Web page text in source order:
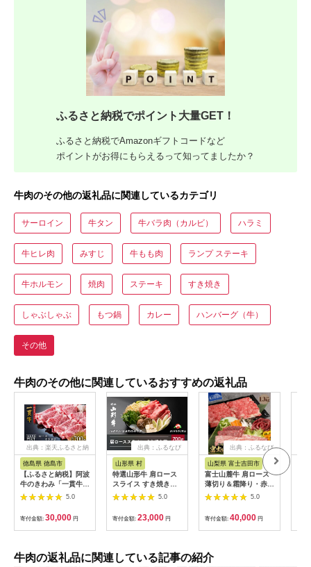
ふるさと納税でポイント大量GET！
ふるさと納税でAmazonギフトコードなど
ポイントがお得にもらえるって知ってましたか？
牛肉のその他の返礼品に関連しているカテゴリ
サーロイン 牛タン 牛バラ肉（カルビ） ハラミ
牛ヒレ肉 みすじ 牛もも肉 ランプ ステーキ
牛ホルモン 焼肉 ステーキ すき焼き
しゃぶしゃぶ もつ鍋 カレー ハンバーグ（牛）
その他
牛肉のその他に関連しているおすすめの返礼品
出典：楽天ふるさと納
徳島県 徳島市
【ふるさと納税】阿波
牛のきわみ「一貫牛」
ロース すき焼き 700g
| 阿波牛 国産牛 和牛
牛肉 牛 肉 焼肉 ロー
ス ブランド牛 すき焼
き すきやき しゃぶし
う にく ビーフ 赤身
人気 冷凍 送料無料 贈
5.0
寄付金額: 30,000 円
出典：ふるなび
山形県 村
特選山形牛 肩ロース
スライス すき焼き用
700g 牛肉 黒毛和牛
ja-gnksx700
5.0
寄付金額: 23,000 円
出典：ふるなび
山梨県 富士吉田市
富士山麓牛 肩ロース
薄切り＆霜降り・赤身
焼肉セット 牛肉 食べ
比べ 計1.3kg 焼肉 す
き焼き 国産 精肉 冷凍
送料無料
5.0
寄付金額: 40,000 円
牛肉の返礼品に関連している記事の紹介